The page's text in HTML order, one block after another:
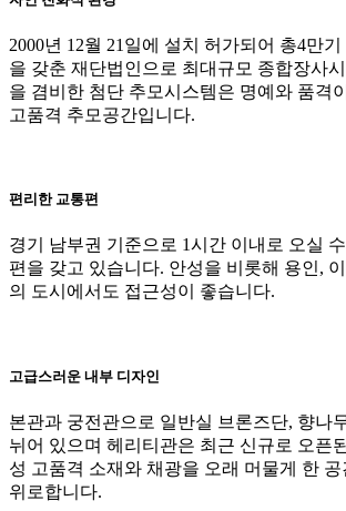
2000년 12월 21일에 설치 허가되어 총4만
을 갖춘 재단법인으로 최대규모 종합장사
을 겸비한 첨단 추모시스템은 명예와 품격
고품격 추모공간입니다.
편리한 교통편
경기 남부권 기준으로 1시간 이내로 오실
편을 갖고 있습니다. 안성을 비롯해 용인,
의 도시에서도 접근성이 좋습니다.
고급스러운 내부 디자인
본관과 궁전관으로 일반실 브론즈단, 향나
뉘어 있으며 헤리티관은 최근 신규로 오픈
성 고품격 소재와 채광을 오래 머물게 한
위로합니다.